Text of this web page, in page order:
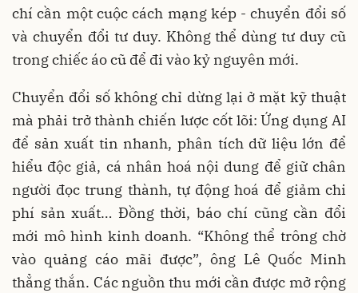
chí cần một cuộc cách mạng kép - chuyển đổi số
và chuyển đổi tư duy. Không thể dùng tư duy cũ
trong chiếc áo cũ để đi vào kỷ nguyên mới.
Chuyển đổi số không chỉ dừng lại ở mặt kỹ thuật
mà phải trở thành chiến lược cốt lõi: Ứng dụng AI
để sản xuất tin nhanh, phân tích dữ liệu lớn để
hiểu độc giả, cá nhân hoá nội dung để giữ chân
người đọc trung thành, tự động hoá để giảm chi
phí sản xuất… Đồng thời, báo chí cũng cần đổi
mới mô hình kinh doanh. “Không thể trông chờ
vào quảng cáo mãi được”, ông Lê Quốc Minh
thẳng thắn. Các nguồn thu mới cần được mở rộng